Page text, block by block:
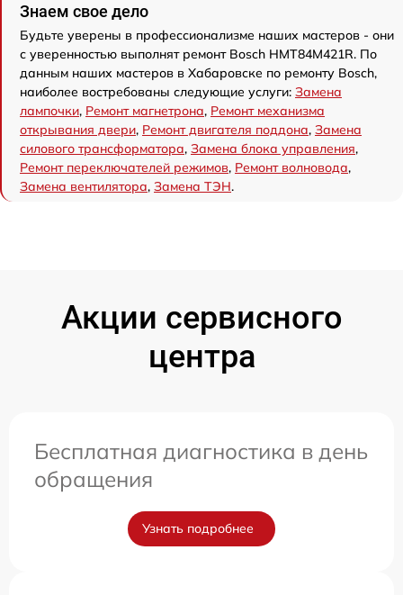
Знаем свое дело
Будьте уверены в профессионализме наших мастеров - они
с уверенностью выполнят ремонт Bosch HMT84M421R. По
данным наших мастеров в Хабаровске по ремонту Bosch,
наиболее востребованы следующие услуги: Замена
лампочки, Ремонт магнетрона, Ремонт механизма
открывания двери, Ремонт двигателя поддона, Замена
силового трансформатора, Замена блока управления,
Ремонт переключателей режимов, Ремонт волновода,
Замена вентилятора, Замена ТЭН.
Акции сервисного
центра
Бесплатная диагностика в день
обращения
Узнать подробнее